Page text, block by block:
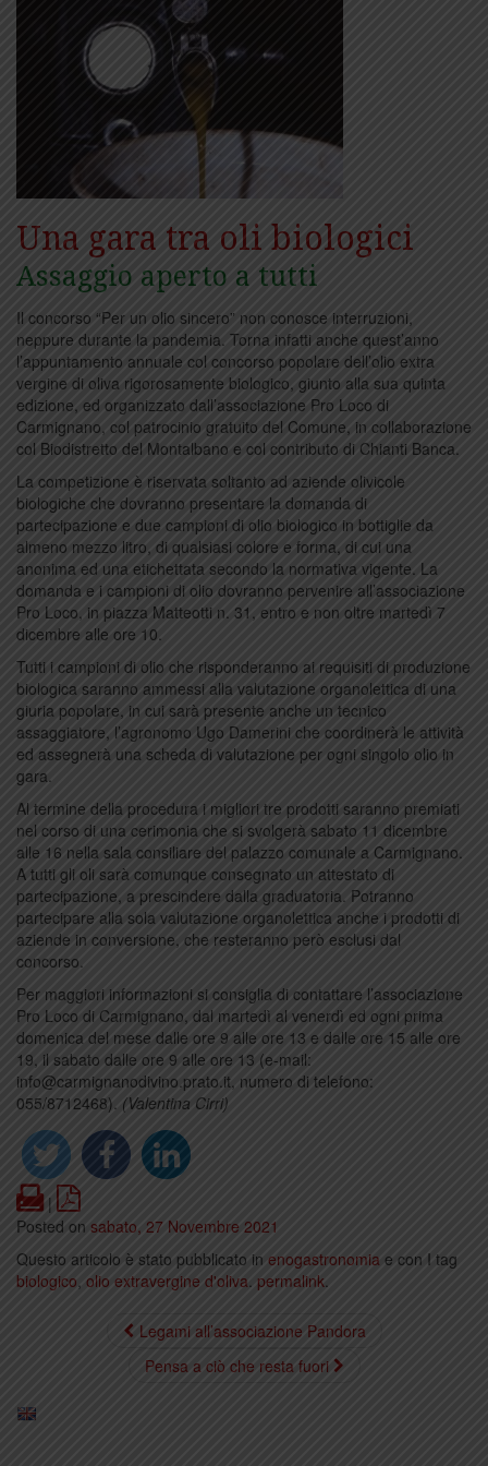
Una gara tra oli biologici
Assaggio aperto a tutti
Il concorso “Per un olio sincero” non conosce interruzioni,
neppure durante la pandemia. Torna infatti anche quest’anno
l’appuntamento annuale col concorso popolare dell’olio extra
vergine di oliva rigorosamente biologico, giunto alla sua quinta
edizione, ed organizzato dall’associazione Pro Loco di
Carmignano, col patrocinio gratuito del Comune, in collaborazione
col Biodistretto del Montalbano e col contributo di Chianti Banca.
La competizione è riservata soltanto ad aziende olivicole
biologiche che dovranno presentare la domanda di
partecipazione e due campioni di olio biologico in bottiglie da
almeno mezzo litro, di qualsiasi colore e forma, di cui una
anonima ed una etichettata secondo la normativa vigente. La
domanda e i campioni di olio dovranno pervenire all’associazione
Pro Loco, in piazza Matteotti n. 31, entro e non oltre martedì 7
dicembre alle ore 10.
Tutti i campioni di olio che risponderanno ai requisiti di produzione
biologica saranno ammessi alla valutazione organolettica di una
giuria popolare, in cui sarà presente anche un tecnico
assaggiatore, l’agronomo Ugo Damerini che coordinerà le attività
ed assegnerà una scheda di valutazione per ogni singolo olio in
gara.
Al termine della procedura i migliori tre prodotti saranno premiati
nel corso di una cerimonia che si svolgerà sabato 11 dicembre
alle 16 nella sala consiliare del palazzo comunale a Carmignano.
A tutti gli oli sarà comunque consegnato un attestato di
partecipazione, a prescindere dalla graduatoria. Potranno
partecipare alla sola valutazione organolettica anche i prodotti di
aziende in conversione, che resteranno però esclusi dal
concorso.
Per maggiori informazioni si consiglia di contattare l’associazione
Pro Loco di Carmignano, dal martedì al venerdì ed ogni prima
domenica del mese dalle ore 9 alle ore 13 e dalle ore 15 alle ore
19, il sabato dalle ore 9 alle ore 13 (e-mail:
info@carmignanodivino.prato.it, numero di telefono:
055/8712468). (Valentina Cirri)
Print
|
Posted on sabato, 27 Novembre 2021
Questo articolo è stato pubblicato in enogastronomia e con I tag
biologico, olio extravergine d'oliva. permalink.
Legami all’associazione Pandora
Pensa a ciò che resta fuori